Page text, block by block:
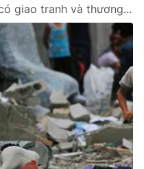
Việt Nam
giao tranh và thương...